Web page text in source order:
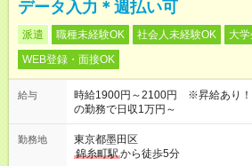
データ入力＊週払い可
派遣 職種未経験OK 社会人未経験OK 大
WEB登録・面接OK
給与
時給1900円～2100円 ※昇給あり
の勤務で日収1万円～
勤務地
東京都墨田区
錦糸町駅から徒歩5分